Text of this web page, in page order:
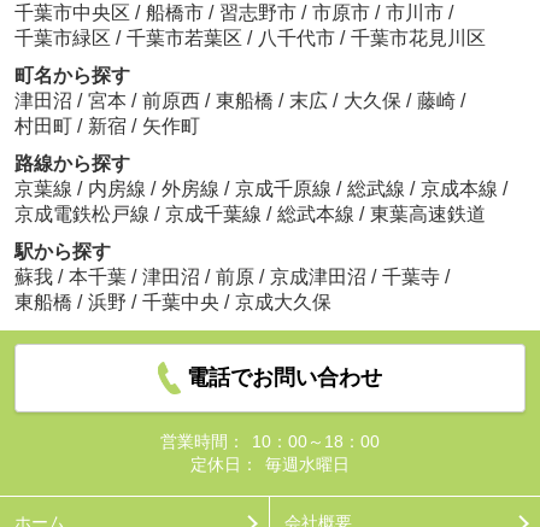
千葉市中央区 / 船橋市 / 習志野市 / 市原市 / 市川市 /
千葉市緑区 / 千葉市若葉区 / 八千代市 / 千葉市花見川区
町名から探す
津田沼 / 宮本 / 前原西 / 東船橋 / 末広 / 大久保 / 藤崎 /
村田町 / 新宿 / 矢作町
路線から探す
京葉線 / 内房線 / 外房線 / 京成千原線 / 総武線 / 京成本線 /
京成電鉄松戸線 / 京成千葉線 / 総武本線 / 東葉高速鉄道
駅から探す
蘇我 / 本千葉 / 津田沼 / 前原 / 京成津田沼 / 千葉寺 /
東船橋 / 浜野 / 千葉中央 / 京成大久保
電話でお問い合わせ
営業時間：
10：00～18：00
定休日：
毎週水曜日
ホーム 会社概要